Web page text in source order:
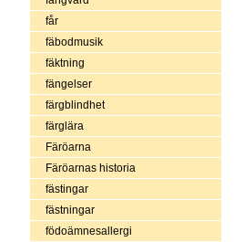
får
fäbodmusik
fäktning
fängelser
färgblindhet
färglära
Färöarna
Färöarnas historia
fästingar
fästningar
födoämnesallergi